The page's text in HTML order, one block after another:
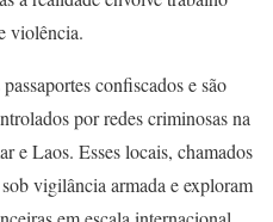
violência.
confiscados e são
por redes criminosas na
e Laos. Esses locais, chamados
vigilância armada e exploram